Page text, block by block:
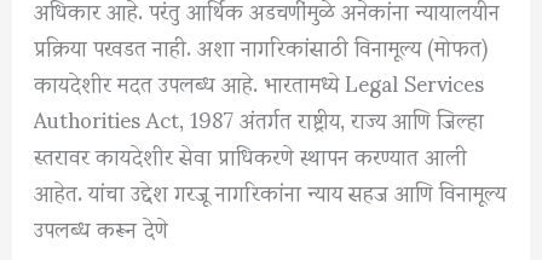
प्रक्रिया परवडत नाही. अशा नागरिकांसाठी विनामूल्य (मोफत)
कायदेशीर मदत उपलब्ध आहे. भारतामध्ये Legal Services
Authorities Act, 1987 अंतर्गत राष्ट्रीय, राज्य आणि जिल्हा
स्तरावर कायदेशीर सेवा प्राधिकरणे स्थापन करण्यात आली
आहेत. यांचा उद्देश गरजू नागरिकांना न्याय सहज आणि विनामूल्य
उपलब्ध करून देणे